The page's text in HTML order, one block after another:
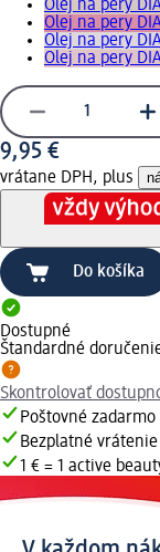
Olej na pery
Olej na pery
Olej na pery
Olej na pery
9,95 €
vrátane DPH, plus
Do košíka
Dostupné
Štandardné
Skontrolovať
Poštovné
Bezplatné
1 € = 1 active